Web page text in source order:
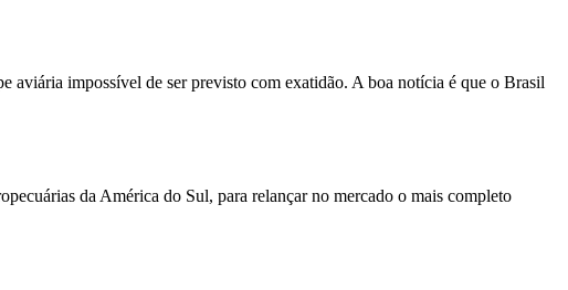
aviária impossível de ser previsto com exatidão. A boa notícia é que o Brasil
da América do Sul, para relançar no mercado o mais completo